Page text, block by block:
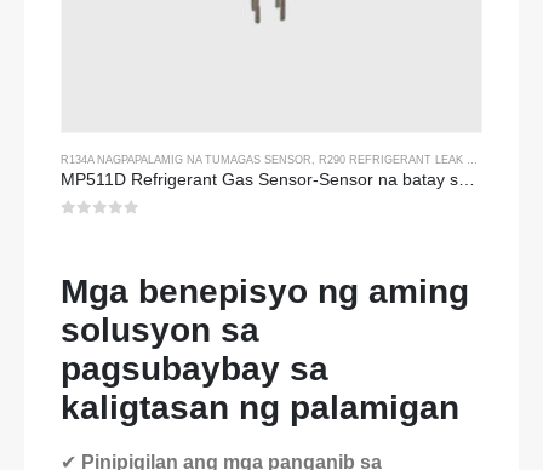
R134A NAGPAPALAMIG NA TUMAGAS SENSOR R290 REFRIGERANT LEAK SENSOR
Mga benepisyo ng aming
solusyon sa
pagsubaybay sa
kaligtasan ng palamigan
✔ Pinipigilan ang mga panganib sa